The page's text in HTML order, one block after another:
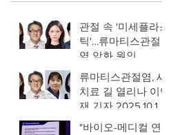
관절 속 '미세플라스
틱'…류마티스관절
염 악화 원인
류마티스관절염, 새
치료 길 열리나 이영
재 기자 2025.10.15
14:04
"바이오-메디컬 연